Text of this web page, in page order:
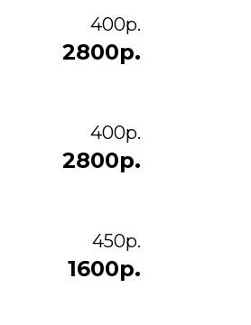
400р.
2800р.
400р.
2800р.
450р.
1600р.